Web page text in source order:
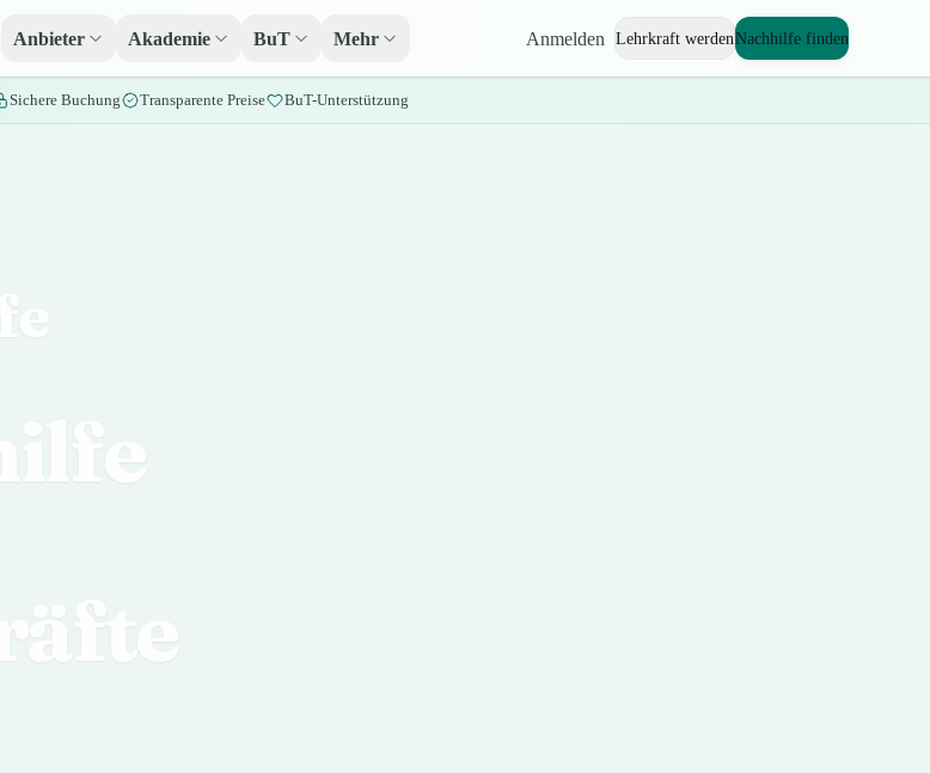
Anbieter Akademie BuT Mehr Anmelden Lehrkraft werdenNachhilfe finden
Sichere Buchung Transparente Preise BuT-Unterstützung